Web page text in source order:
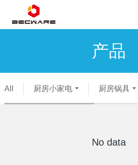
产品
All 厨房小家电 厨房锅具
No data